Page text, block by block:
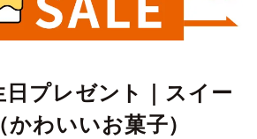
日プレゼント｜スイー
わいいお菓子）